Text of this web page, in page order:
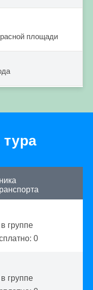
площади
группе
0
группе